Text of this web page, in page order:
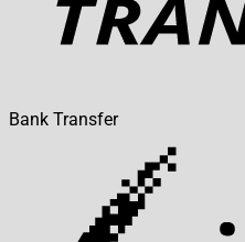
Bank Transfer